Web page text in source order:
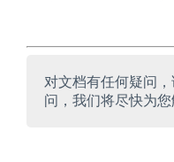
对文档有任何疑问
问，我们将尽快为